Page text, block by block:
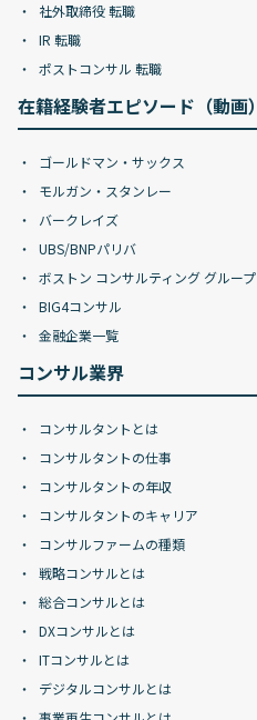
社外取締役 転職
IR 転職
ポストコンサル 転職
在籍経験者エピソード（動画）
ゴールドマン・サックス
モルガン・スタンレー
バークレイズ
UBS/BNPパリバ
ボストン コンサルティング グループ
BIG4コンサル
金融企業一覧
コンサル業界
コンサルタントとは
コンサルタントの仕事
コンサルタントの年収
コンサルタントのキャリア
コンサルファームの種類
戦略コンサルとは
総合コンサルとは
DXコンサルとは
ITコンサルとは
デジタルコンサルとは